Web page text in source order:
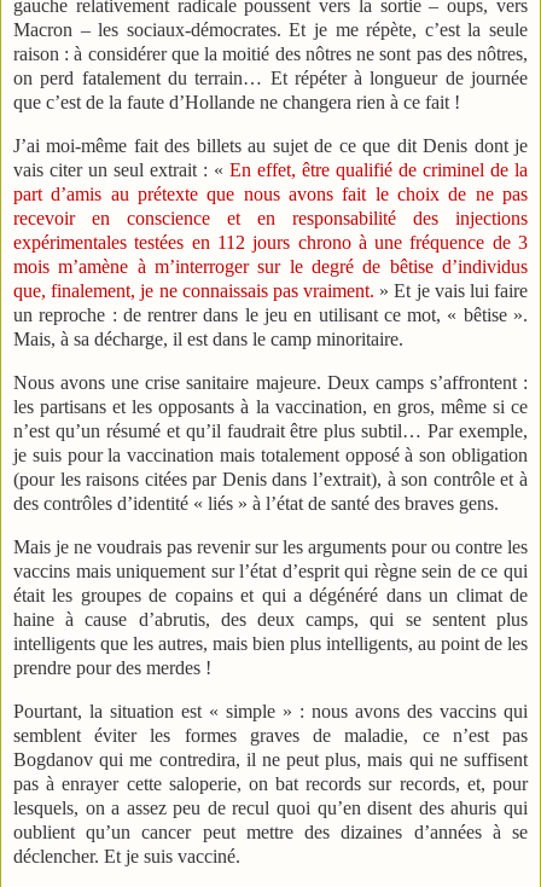
gauche relativement radicale poussent vers la sortie – oups, vers
Macron – les sociaux-démocrates. Et je me répète, c’est la seule
raison : à considérer que la moitié des nôtres ne sont pas des nôtres,
on perd fatalement du terrain… Et répéter à longueur de journée
que c’est de la faute d’Hollande ne changera rien à ce fait !
J’ai moi-même fait des billets au sujet de ce que dit Denis dont je
vais citer un seul extrait : « En effet, être qualifié de criminel de la
part d’amis au prétexte que nous avons fait le choix de ne pas
recevoir en conscience et en responsabilité des injections
expérimentales testées en 112 jours chrono à une fréquence de 3
mois m’amène à m’interroger sur le degré de bêtise d’individus
que, finalement, je ne connaissais pas vraiment. » Et je vais lui faire
un reproche : de rentrer dans le jeu en utilisant ce mot, « bêtise ».
Mais, à sa décharge, il est dans le camp minoritaire.
Nous avons une crise sanitaire majeure. Deux camps s’affrontent :
les partisans et les opposants à la vaccination, en gros, même si ce
n’est qu’un résumé et qu’il faudrait être plus subtil… Par exemple,
je suis pour la vaccination mais totalement opposé à son obligation
(pour les raisons citées par Denis dans l’extrait), à son contrôle et à
des contrôles d’identité « liés » à l’état de santé des braves gens.
Mais je ne voudrais pas revenir sur les arguments pour ou contre les
vaccins mais uniquement sur l’état d’esprit qui règne sein de ce qui
était les groupes de copains et qui a dégénéré dans un climat de
haine à cause d’abrutis, des deux camps, qui se sentent plus
intelligents que les autres, mais bien plus intelligents, au point de les
prendre pour des merdes !
Pourtant, la situation est « simple » : nous avons des vaccins qui
semblent éviter les formes graves de maladie, ce n’est pas
Bogdanov qui me contredira, il ne peut plus, mais qui ne suffisent
pas à enrayer cette saloperie, on bat records sur records, et, pour
lesquels, on a assez peu de recul quoi qu’en disent des ahuris qui
oublient qu’un cancer peut mettre des dizaines d’années à se
déclencher. Et je suis vacciné.